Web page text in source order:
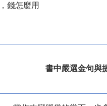
錢怎麼用
書中嚴選金句與